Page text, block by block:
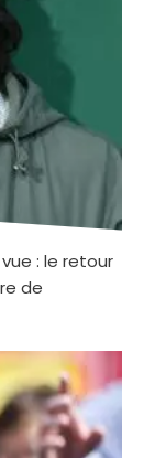
: le retour
de